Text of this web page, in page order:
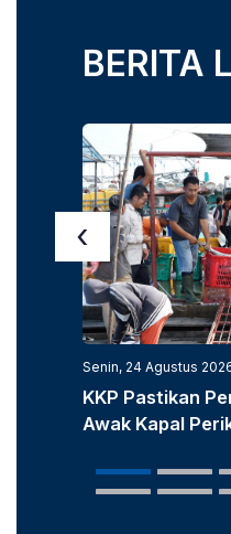
BERITA
Senin, 24 Agustus
KKP Pastikan
Awak Kapal
‹